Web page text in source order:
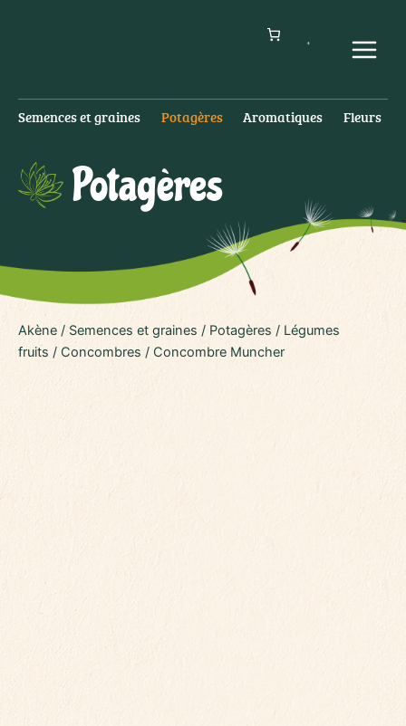
Main
Menu
Semences et graines Potagères Aromatiques Fleurs
Potagères
Akène / Semences et graines / Potagères / Légumes
fruits / Concombres / Concombre Muncher